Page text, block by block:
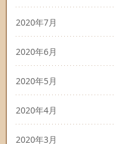
2020年7月
2020年6月
2020年5月
2020年4月
2020年3月